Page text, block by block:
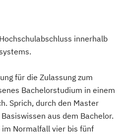
innerhalb
für die Zulassung zum
Bachelorstudium in einem
Sprich, durch den Master
aus dem Bachelor.
Normalfall vier bis fünf